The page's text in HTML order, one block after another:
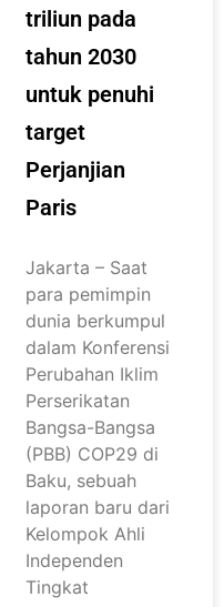
triliun pada
tahun 2030
untuk penuhi
target
Perjanjian
Paris
Jakarta – Saat
para pemimpin
dunia berkumpul
dalam Konferensi
Perubahan Iklim
Perserikatan
Bangsa-Bangsa
(PBB) COP29 di
Baku, sebuah
laporan baru dari
Kelompok Ahli
Independen
Tingkat